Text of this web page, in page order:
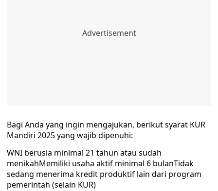
Bagi Anda yang ingin mengajukan, berikut syarat KUR
Mandiri 2025 yang wajib dipenuhi:
WNI berusia minimal 21 tahun atau sudah
menikahMemiliki usaha aktif minimal 6 bulanTidak
sedang menerima kredit produktif lain dari program
pemerintah (selain KUR)